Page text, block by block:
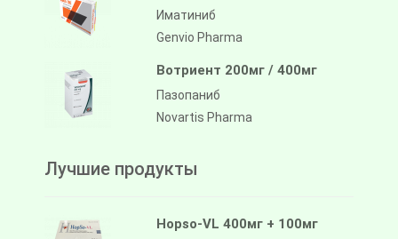
Иматиниб
Genvio Pharma
Вотриент 200мг / 400мг
Пазопаниб
Novartis Pharma
Лучшие продукты
Hopso-VL 400мг + 100мг